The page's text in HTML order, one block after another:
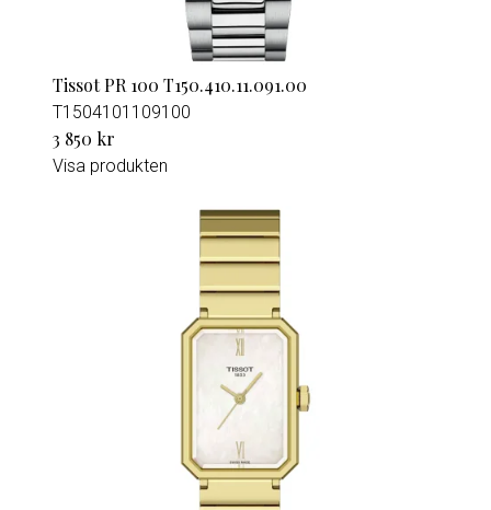
Tissot PR 100 T150.410.11.091.00
T1504101109100
3 850 kr
Visa produkten